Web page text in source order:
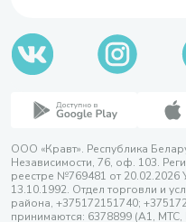
ООО «Кравт». Республика
Независимости, 76, оф. 103.
реестре №769481 от
13.10.1992. Отдел торговли и
района, +375172151740;
принимаются: 6378899 (А1, МТС,